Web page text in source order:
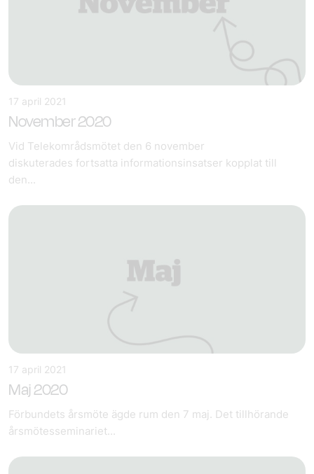
17 april 2021
November 2020
Vid Telekområdsmötet den 6 november
diskuterades fortsatta informationsinsatser kopplat till
den...
17 april 2021
Maj 2020
Förbundets årsmöte ägde rum den 7 maj. Det tillhörande
årsmötesseminariet...